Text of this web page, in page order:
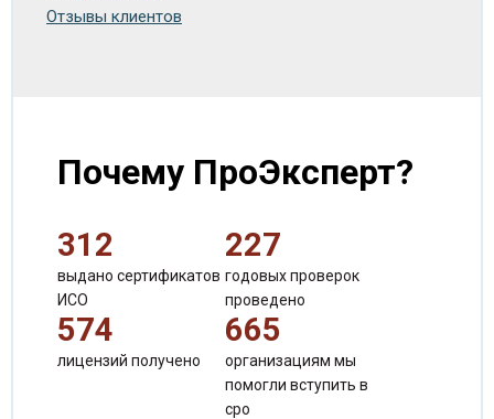
Отзывы клиентов
Почему ПроЭксперт?
312
выдано сертификатов
ИСО
227
годовых проверок
проведено
574
лицензий получено
665
организациям мы
помогли вступить в
сро